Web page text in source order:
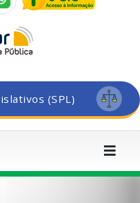
(SPL)